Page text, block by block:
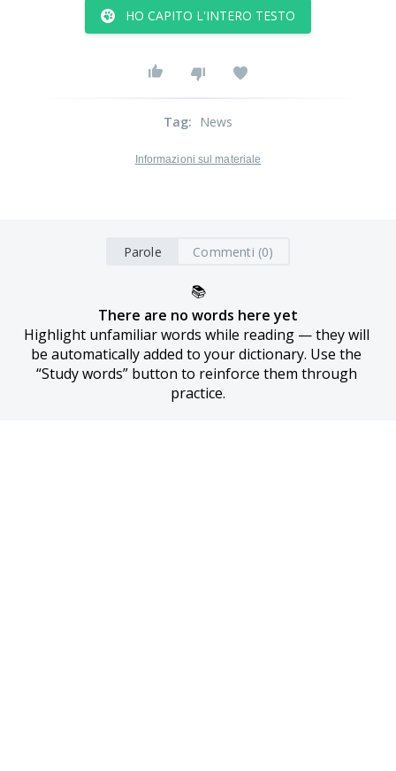
HO CAPITO L'INTERO TESTO
Tag: News
Informazioni sul materiale
Parole Commenti (0)
📚
There are no words here yet
Highlight unfamiliar words while reading — they will
be automatically added to your dictionary. Use the
“Study words” button to reinforce them through
practice.